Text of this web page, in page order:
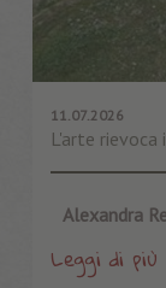
11.07.2026
L'arte rievoca
Alexandra
Leggi di più